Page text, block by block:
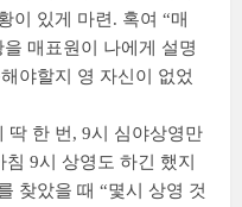
이 있게 마련. 혹여 “매
매표원이 나에게 설명
야할지 영 자신이 없었
딱 한 번, 9시 심야상영만
9시 상영도 하긴 했지
찾았을 때 “몇시 상영 것